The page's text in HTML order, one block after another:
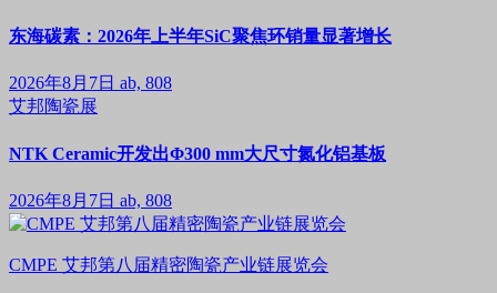
东海碳素：2026年上半年SiC聚焦环销量显著增长
2026年8月7日 ab, 808
艾邦陶瓷展
NTK Ceramic开发出Φ300 mm大尺寸氮化铝基板
2026年8月7日 ab, 808
CMPE 艾邦第八届精密陶瓷产业链展览会